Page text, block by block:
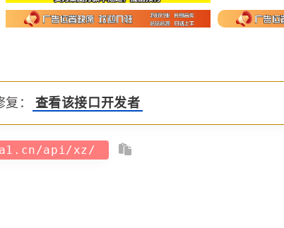
： 查看该接口开发者
api/xz/